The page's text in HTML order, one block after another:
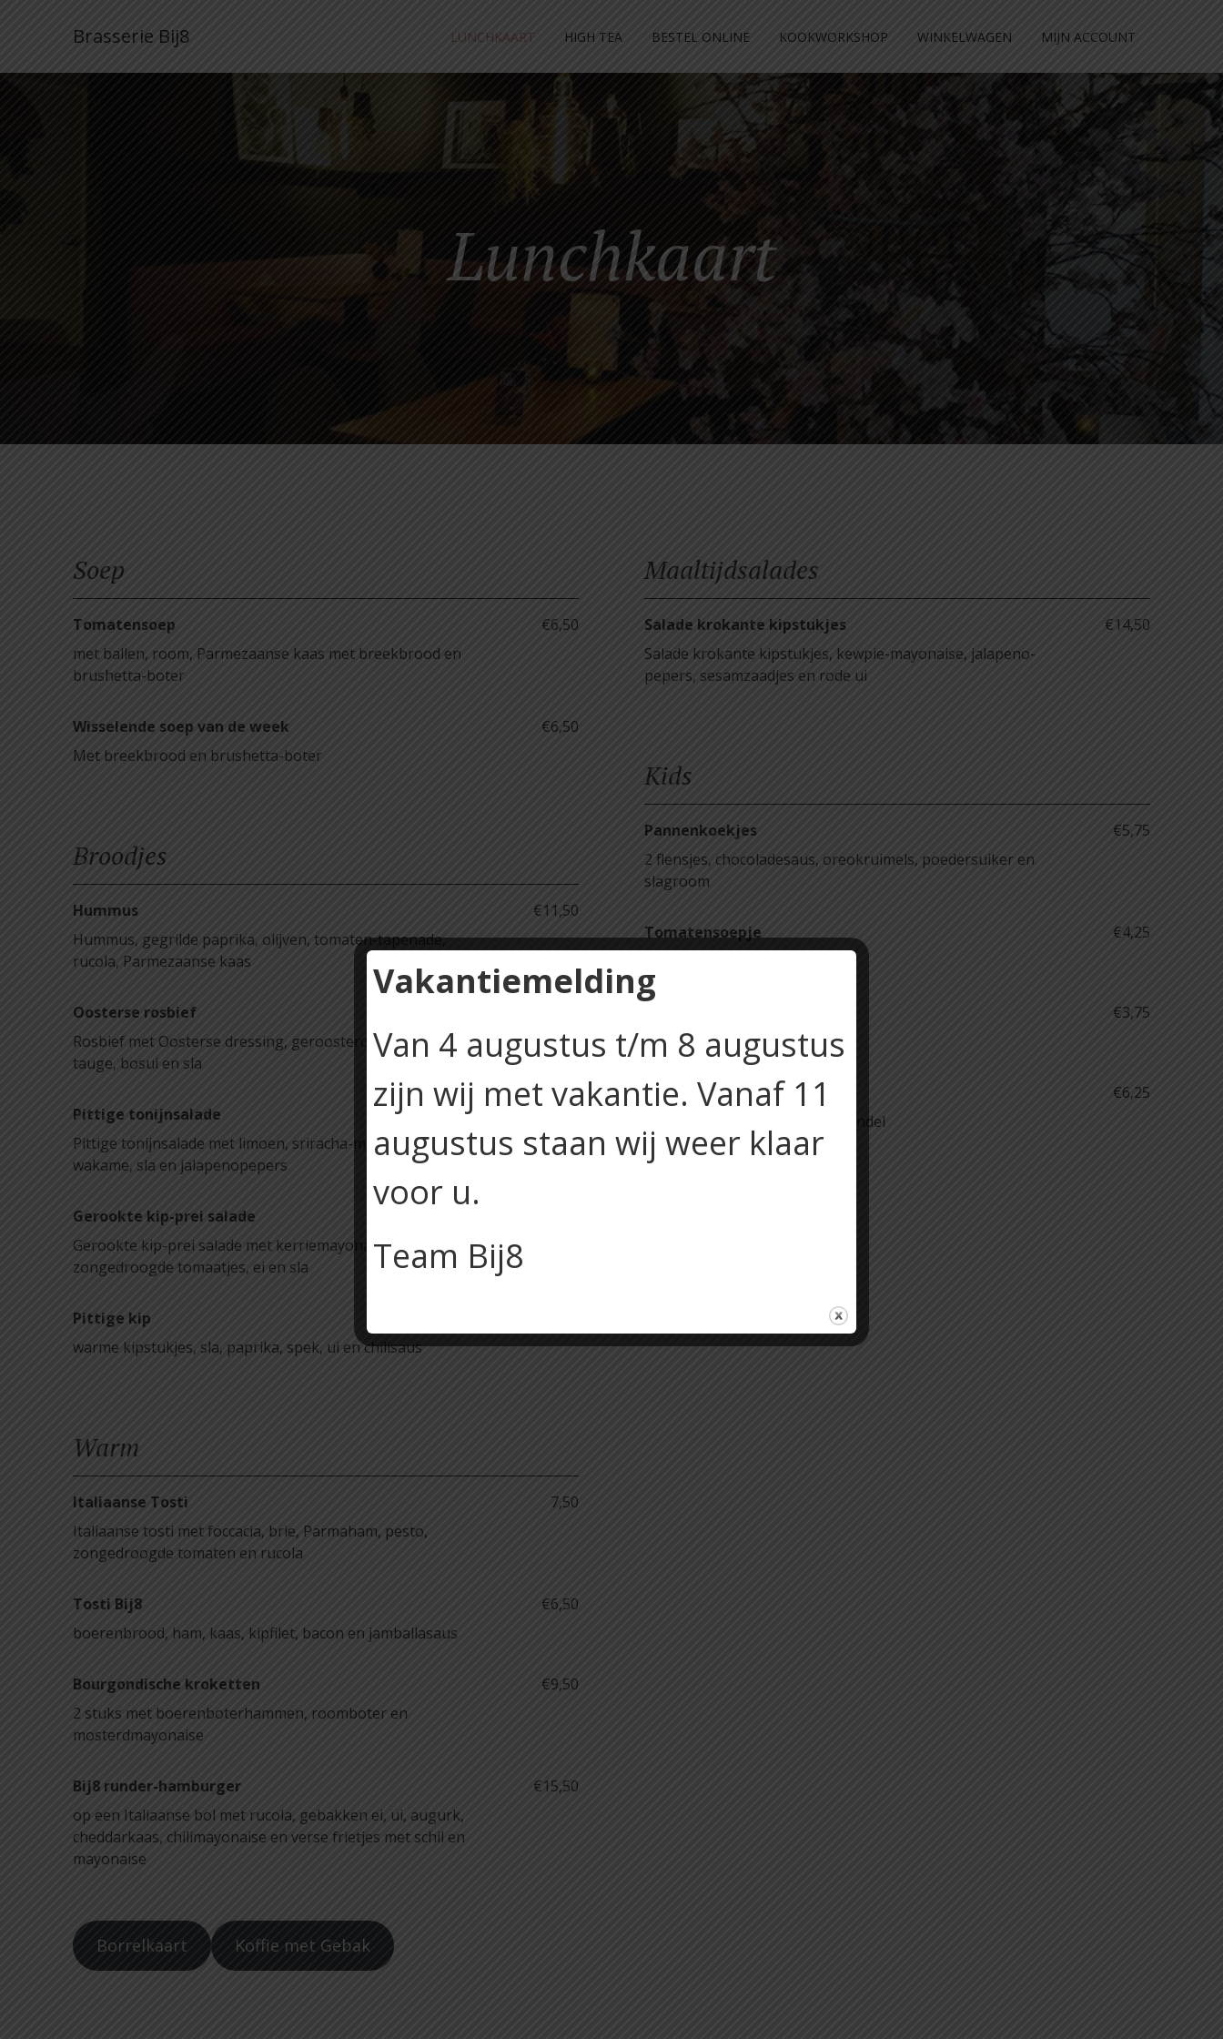
Brasserie Bij8 LUNCHKAART HIGH TEA BESTEL ONLINE KOOKWORKSHOP WINKELWAGEN MIJN ACCOUNT
Lunchkaart
Soep
Tomatensoep
€6,50
met ballen, room, Parmezaanse kaas met breekbrood en
brushetta-boter
Wisselende soep van de week
€6,50
Met breekbrood en brushetta-boter
Broodjes
Hummus
€11,50
Hummus, gegrilde paprika, olijven, tomaten-tapenade,
rucola, Parmezaanse kaas
Oosterse rosbief
Rosbief met Oosterse dressing, geroosterde mais, crunchy
tauge, bosui en sla
Pittige tonijnsalade
Pittige tonijnsalade met limoen, sriracha-mayonaise,
wakame, sla en jalapenopepers
Gerookte kip-prei salade
Gerookte kip-prei salade met kerriemayonaise,
zongedroogde tomaatjes, ei en sla
Pittige kip
warme kipstukjes, sla, paprika, spek, ui en chilisaus
Warm
Italiaanse Tosti
7,50
Italiaanse tosti met foccacia, brie, Parmaham, pesto,
zongedroogde tomaten en rucola
Tosti Bij8
€6,50
boerenbrood, ham, kaas, kipfilet, bacon en jamballasaus
Bourgondische kroketten
€9,50
2 stuks met boerenboterhammen, roomboter en
mosterdmayonaise
Bij8 runder-hamburger
€15,50
op een Italiaanse bol met rucola, gebakken ei, ui, augurk,
cheddarkaas, chilimayonaise en verse frietjes met schil en
mayonaise
Maaltijdsalades
Salade krokante kipstukjes
€14,50
Salade krokante kipstukjes, kewpie-mayonaise, jalapeno-
pepers, sesamzaadjes en rode ui
Kids
Pannenkoekjes
€5,75
2 flensjes, chocoladesaus, oreokruimels, poedersuiker en
slagroom
Tomatensoepje
€4,25
€3,75
ham, kaas en ketchup
Frietjes met snack
€6,25
keuze uit 3 bitterballen of frikandel
Borrelkaart Koffie met Gebak
Vakantiemelding
Van 4 augustus t/m 8 augustus
zijn wij met vakantie. Vanaf 11
augustus staan wij weer klaar
voor u.
Team Bij8